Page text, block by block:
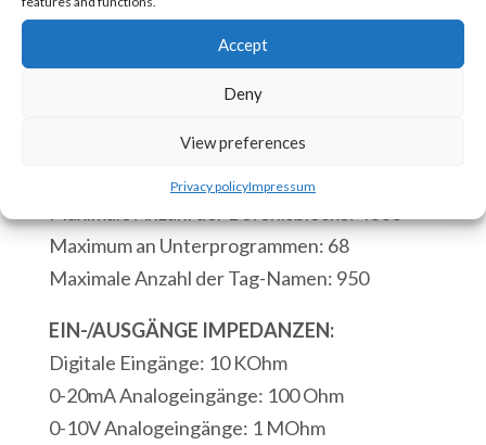
Accept
Deny
View preferences
Privacy policyImpressum
Eingänge
Analog
Serielle
Schnittstelle
RS232
Modbus/ASCII
Artikelnummer:
Ablauf eines Scan-Zyklus 110
Mikrosekunden.
Maximum an Unterprogrammen: 68
Maximale Anzahl der Tag-Namen: 950
EIN-/AUSGÄNGE IMPEDANZEN:
Digitale Eingänge: 10 KOhm
0-20mA Analogeingänge: 100 Ohm
0-10V Analogeingänge: 1 MOhm